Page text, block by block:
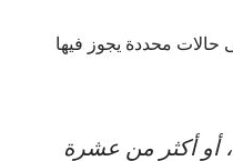
حالات محددة يجوز فيها
أو أكثر من عشرة